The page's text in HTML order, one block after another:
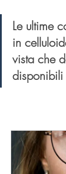
Le ultime
in
vista che